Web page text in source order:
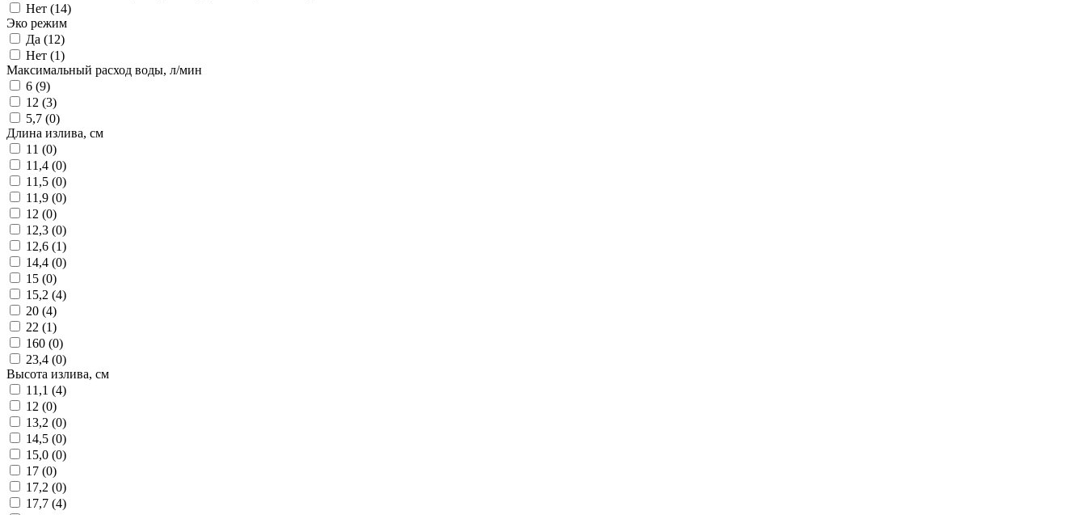
Нет (14)
Эко режим
Да (12)
Нет (1)
Максимальный расход воды, л/мин
6 (9)
12 (3)
5,7 (0)
Длина излива, см
11 (0)
11,4 (0)
11,5 (0)
11,9 (0)
12 (0)
12,3 (0)
12,6 (1)
14,4 (0)
15 (0)
15,2 (4)
20 (4)
22 (1)
160 (0)
23,4 (0)
Высота излива, см
11,1 (4)
12 (0)
13,2 (0)
14,5 (0)
15,0 (0)
17 (0)
17,2 (0)
17,7 (4)